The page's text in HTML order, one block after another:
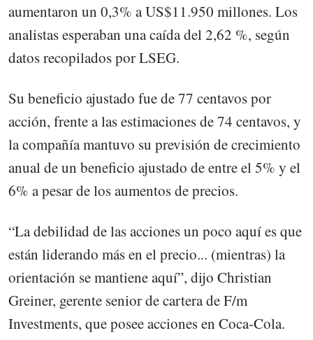
aumentaron un 0,3% a US$11.950 millones. Los
analistas esperaban una caída del 2,62 %, según
datos recopilados por LSEG.
Su beneficio ajustado fue de 77 centavos por
acción, frente a las estimaciones de 74 centavos, y
la compañía mantuvo su previsión de crecimiento
anual de un beneficio ajustado de entre el 5% y el
6% a pesar de los aumentos de precios.
“La debilidad de las acciones un poco aquí es que
están liderando más en el precio... (mientras) la
orientación se mantiene aquí”, dijo Christian
Greiner, gerente senior de cartera de F/m
Investments, que posee acciones en Coca-Cola.